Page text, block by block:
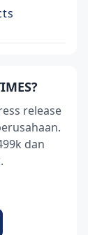
release
dan